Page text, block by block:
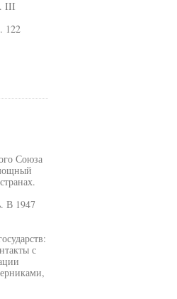
III
122
Союза
В 1947
с